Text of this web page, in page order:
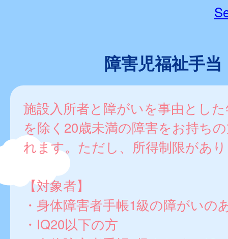
障害児福祉手当
施設入所者と障がいを事由とし
を除く20歳未満の障害をお持ち
れます。ただし、所得制限があ
【対象者】
・身体障害者手帳1級の障がいの
・IQ20以下の方